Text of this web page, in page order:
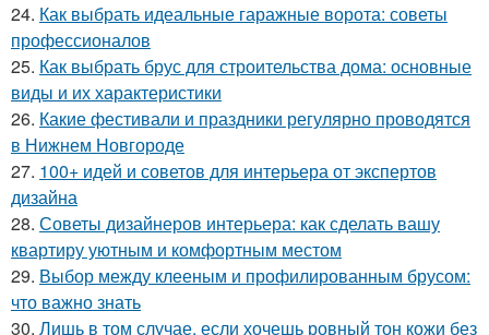
24. Как выбрать идеальные гаражные ворота: советы
профессионалов
25. Как выбрать брус для строительства дома: основные
виды и их характеристики
26. Какие фестивали и праздники регулярно проводятся
в Нижнем Новгороде
27. 100+ идей и советов для интерьера от экспертов
дизайна
28. Советы дизайнеров интерьера: как сделать вашу
квартиру уютным и комфортным местом
29. Выбор между клееным и профилированным брусом:
что важно знать
30. Лишь в том случае, если хочешь ровный тон кожи без